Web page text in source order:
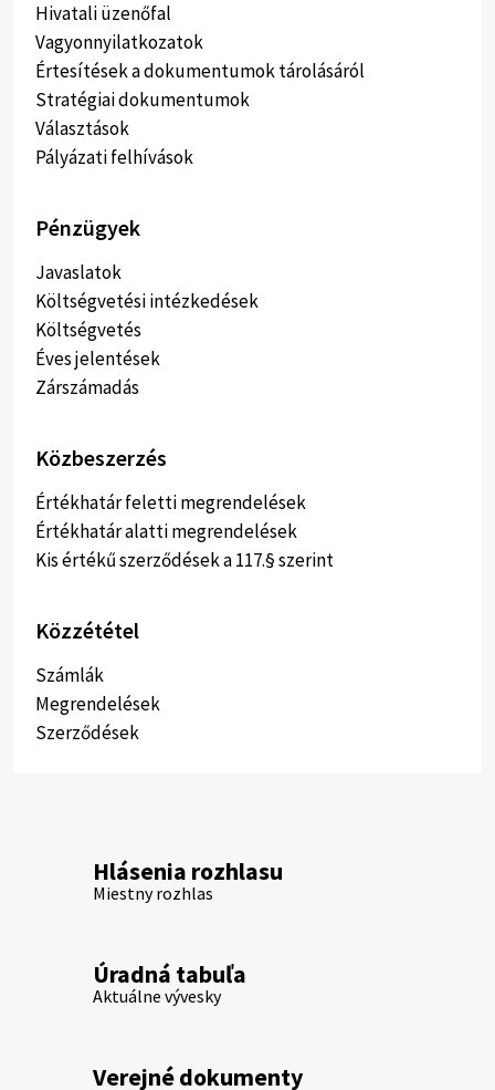
Hivatali üzenőfal
Vagyonnyilatkozatok
Értesítések a dokumentumok tárolásáról
Stratégiai dokumentumok
Választások
Pályázati felhívások
Pénzügyek
Javaslatok
Költségvetési intézkedések
Költségvetés
Éves jelentések
Zárszámadás
Közbeszerzés
Értékhatár feletti megrendelések
Értékhatár alatti megrendelések
Kis értékű szerződések a 117.§ szerint
Közzététel
Számlák
Megrendelések
Szerződések
Hlásenia rozhlasu
Miestny rozhlas
Úradná tabuľa
Aktuálne vývesky
Verejné dokumenty